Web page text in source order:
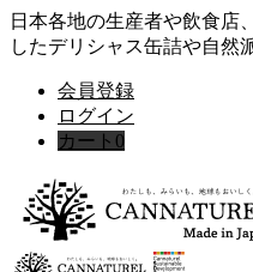
日本各地の生産者や飲食店
したデリシャス缶詰や自然
会員登録
ログイン
カート 0